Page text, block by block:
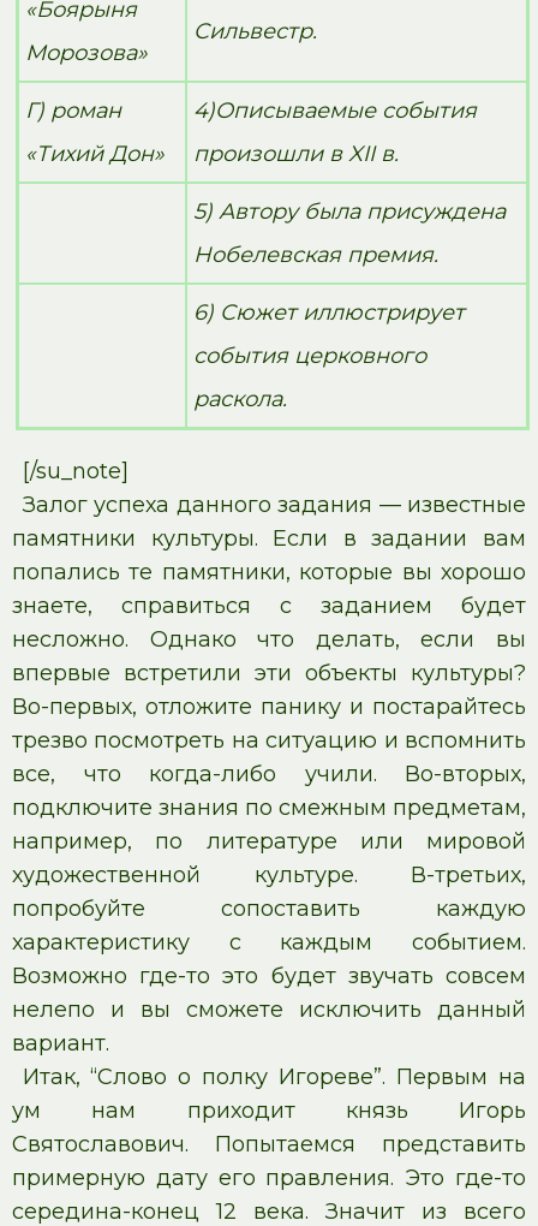
«Боярыня
Морозова»
Сильвестр.
Г) роман
«Тихий Дон»
4)Описываемые события
произошли в XII в.
5) Автору была присуждена
Нобелевская премия.
6) Сюжет иллюстрирует
события церковного
раскола.
[/su_note]
Залог успеха данного задания — известные
памятники культуры. Если в задании вам
попались те памятники, которые вы хорошо
знаете, справиться с заданием будет
несложно. Однако что делать, если вы
впервые встретили эти объекты культуры?
Во-первых, отложите панику и постарайтесь
трезво посмотреть на ситуацию и вспомнить
все, что когда-либо учили. Во-вторых,
подключите знания по смежным предметам,
например, по литературе или мировой
художественной культуре. В-третьих,
попробуйте сопоставить каждую
характеристику с каждым событием.
Возможно где-то это будет звучать совсем
нелепо и вы сможете исключить данный
вариант.
Итак, “Слово о полку Игореве”. Первым на
ум нам приходит князь Игорь
Святославович. Попытаемся представить
примерную дату его правления. Это где-то
середина-конец 12 века. Значит из всего